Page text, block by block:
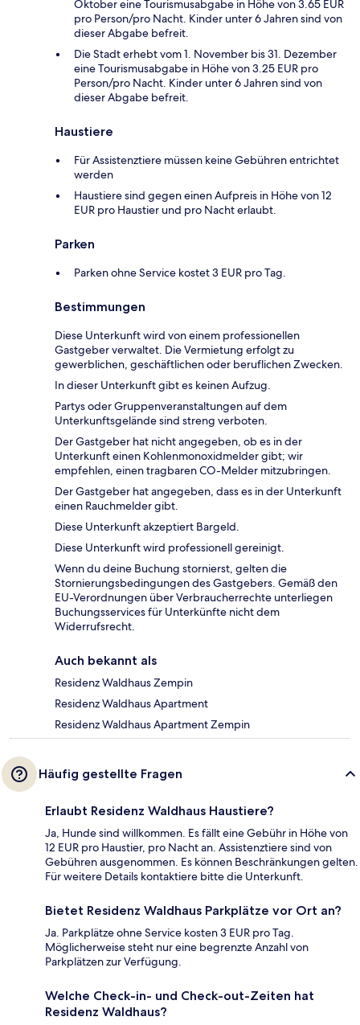
Oktober eine Tourismusabgabe in Höhe von 3.65 EUR
pro Person/pro Nacht. Kinder unter 6 Jahren sind von
dieser Abgabe befreit.
Die Stadt erhebt vom 1. November bis 31. Dezember
eine Tourismusabgabe in Höhe von 3.25 EUR pro
Person/pro Nacht. Kinder unter 6 Jahren sind von
dieser Abgabe befreit.
Haustiere
Für Assistenztiere müssen keine Gebühren entrichtet
werden
Haustiere sind gegen einen Aufpreis in Höhe von 12
EUR pro Haustier und pro Nacht erlaubt.
Parken
Parken ohne Service kostet 3 EUR pro Tag.
Bestimmungen
Diese Unterkunft wird von einem professionellen
Gastgeber verwaltet. Die Vermietung erfolgt zu
gewerblichen, geschäftlichen oder beruflichen Zwecken.
In dieser Unterkunft gibt es keinen Aufzug.
Partys oder Gruppenveranstaltungen auf dem
Unterkunftsgelände sind streng verboten.
Der Gastgeber hat nicht angegeben, ob es in der
Unterkunft einen Kohlenmonoxidmelder gibt; wir
empfehlen, einen tragbaren CO-Melder mitzubringen.
Der Gastgeber hat angegeben, dass es in der Unterkunft
einen Rauchmelder gibt.
Diese Unterkunft akzeptiert Bargeld.
Diese Unterkunft wird professionell gereinigt.
Wenn du deine Buchung stornierst, gelten die
Stornierungsbedingungen des Gastgebers. Gemäß den
EU-Verordnungen über Verbraucherrechte unterliegen
Buchungsservices für Unterkünfte nicht dem
Widerrufsrecht.
Auch bekannt als
Residenz Waldhaus Zempin
Residenz Waldhaus Apartment
Residenz Waldhaus Apartment Zempin
Häufig gestellte Fragen
Erlaubt Residenz Waldhaus Haustiere?
Ja, Hunde sind willkommen. Es fällt eine Gebühr in Höhe von
12 EUR pro Haustier, pro Nacht an. Assistenztiere sind von
Gebühren ausgenommen. Es können Beschränkungen gelten.
Für weitere Details kontaktiere bitte die Unterkunft.
Bietet Residenz Waldhaus Parkplätze vor Ort an?
Ja. Parkplätze ohne Service kosten 3 EUR pro Tag.
Möglicherweise steht nur eine begrenzte Anzahl von
Parkplätzen zur Verfügung.
Welche Check-in- und Check-out-Zeiten hat
Residenz Waldhaus?